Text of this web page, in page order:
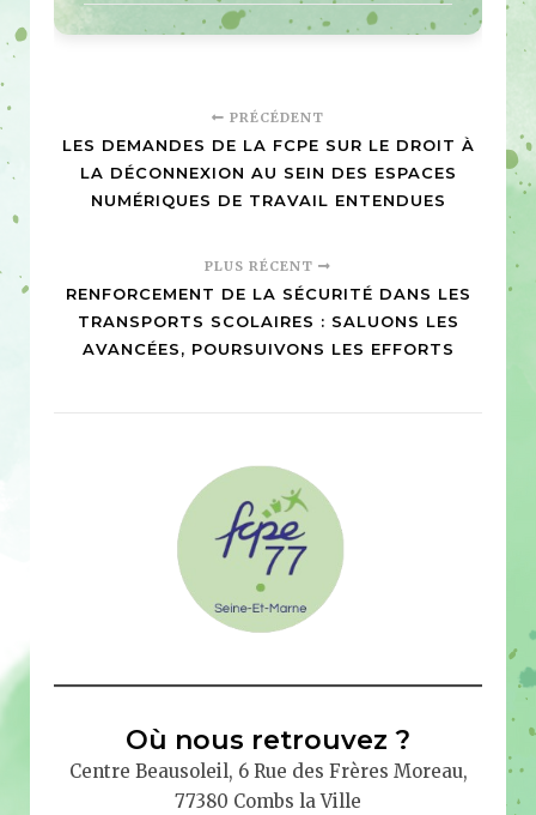
PRÉCÉDENT
LES DEMANDES DE LA FCPE SUR LE DROIT À
LA DÉCONNEXION AU SEIN DES ESPACES
NUMÉRIQUES DE TRAVAIL ENTENDUES
PLUS RÉCENT
RENFORCEMENT DE LA SÉCURITÉ DANS LES
TRANSPORTS SCOLAIRES : SALUONS LES
AVANCÉES, POURSUIVONS LES EFFORTS
Où nous retrouvez ?
Centre Beausoleil, 6 Rue des Frères Moreau,
77380 Combs la Ville